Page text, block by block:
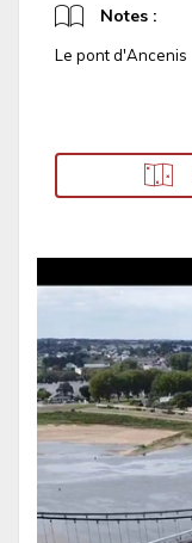
Notes :
Le pont d'Ancenis